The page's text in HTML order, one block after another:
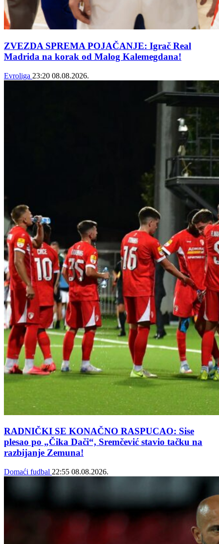
ZVEZDA SPREMA POJAČANJE: Igrač Real
Madrida na korak od Malog Kalemegdana!
Evroliga 23:20 08.08.2026.
RADNIČKI SE KONAČNO RASPUCAO: Sise
plesao po „Čika Dači“, Sremčević stavio tačku na
razbijanje Zemuna!
Domaći fudbal 22:55 08.08.2026.